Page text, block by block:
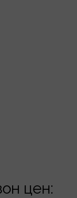
цен: